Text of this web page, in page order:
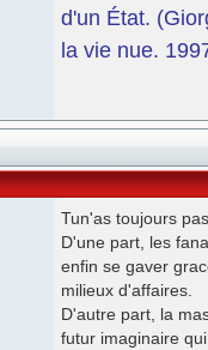
d'un État.
la vie nue.
Tun'as toujours
D'une part, les
enfin se gaver
milieux d'affaires.
D'autre part, la
futur imaginaire